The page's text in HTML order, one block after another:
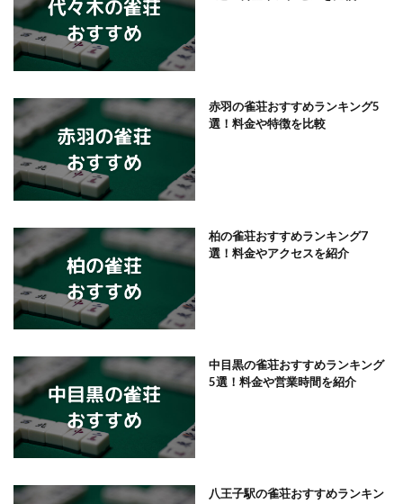
赤羽の雀荘おすすめランキング5
選！料金や特徴を比較
柏の雀荘おすすめランキング7
選！料金やアクセスを紹介
中目黒の雀荘おすすめランキング
5選！料金や営業時間を紹介
八王子駅の雀荘おすすめランキン